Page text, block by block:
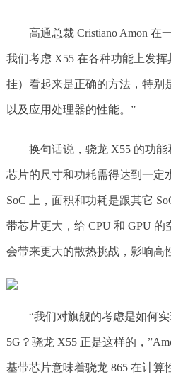
高通总裁 Cristiano Amon 在
我们考虑 X55 在各种功能上发
挂）看起来是正确的方法，特别
以及应用处理器的性能。”
换句话说，骁龙 X55 的功
芯片的尺寸和功耗需得达到一定
SoC 上，面积和功耗是跟其它
带芯片更大，给 CPU 和 GPU
会带来更大的散热挑战，影响高
“我们对旗舰的考虑是如何
5G？骁龙 X55 正是这样的，
基带芯片意味着骁龙 865 在计算